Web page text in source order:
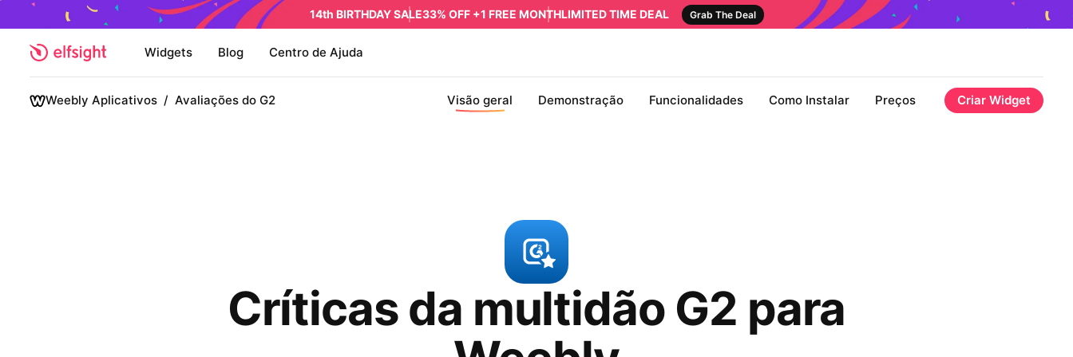
14th BIRTHDAY SALE33% OFF +1 FREE MONTHLIMITED TIME DEAL Grab The Deal
Widgets Blog Centro de Ajuda
Weebly Aplicativos / Avaliações do G2 Visão geral Demonstração Funcionalidades Como Instalar Preços Criar Widget
Críticas da multidão G2 para